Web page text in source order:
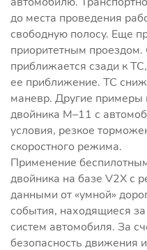
до места проведения
свободную полосу. Еще
приоритетным
приближается сзади к
ее приближение. ТС
маневр. Другие примеры
двойника М–11 с
условия, резкое
скоростного режима.
Применение
двойника на базе V2X с
данными от «умной»
события, находящиеся
систем автомобиля. За
безопасность движения